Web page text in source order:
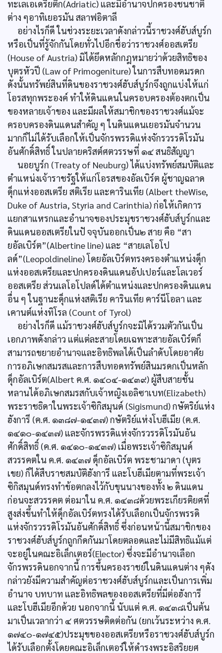
ทะเลเอเดรียติก(Adriatic) และมีอำนาจปกครองชนชาติ
ต่าง ๆอาทิเยอรมัน สลาฟอิตาลี
อย่างไรก็ดี ในช่วงระยะเวลาดังกล่าวนี้ราชวงศ์ฮับส์บูร์ก
หรือเป็นที่รู้จักกันโดยทั่วไปอีกชื่อว่าราชวงศ์ออสเตรีย
(House of Austria) มิได้ยึดหลักกฎหมายว่าด้วยสิทธิของ
บุตรหัวปี (Law of Primogeniture) ในการสืบทอดมรดก
ดังนั้นทรัพย์สินที่ดินของราชวงศ์ฮับส์บูร์กจึงถูกแบ่งให้แก่
โอรสทุกพระองค์ ทำให้ดินแดนในครอบครองต้องตกเป็น
ของหลายเจ้าของ และมีผลให้สมาชิกของราชวงศ์แม้จะ
ครอบครองดินแดนสำคัญ ๆ ในดินแดนเยอรมันจำนวน
มากก็ไม่ได้รับเลือกให้เป็นจักรพรรดิแห่งจักรวรรดิโรมัน
อันศักดิ์สิทธิ์ ในปลายคริสต์ศตวรรษที่ ๑๔ สนธิสัญญา
นอยบูร์ก (Treaty of Neuburg) ได้แบ่งทรัพย์สมบัติและ
ตำแหน่งเจ้าราชรัฐให้แก่โอรสของอัลเบิร์ต ผู้ชาญฉลาด
ดุ็กแห่งออสเตรีย สติเรีย และคารินเทีย (Albert theWise,
Duke of Austria, Styria and Carinthia) ก่อให้เกิดการ
แยกสาแหรกและอำนาจของประมุขราชวงศ์ฮับส์บูร์กและ
ดินแดนออสเตรียในปั จจุบันออกเป็น๒ สาย คือ “สา
ยอัลเบิร์ต”(Albertine line) และ “สายเลโอโป
ลด์”(Leopoldineline) โดยอัลเบิร์ตทรงครองตำแหน่งดุ็ก
แห่งออสเตรียและปกครองดินแดนอัปเปอร์และโลเวอร์
ออสเตรีย ส่วนเลโอโปลด์ได้ตำแหน่งและปกครองดินแดน
อื่น ๆ ในฐานะดุ็กแห่งสติเรีย คารินเทีย คาร์นีโอลา และ
เคานต์แห่งทิโรล (Count of Tyrol)
อย่างไรก็ดี แม้ราชวงศ์ฮับส์บูร์กจะมิได้รวมตัวกันเป็น
เอกภาพดังกล่าว แต่แต่ละสายโดยเฉพาะสายอัลเบิร์ตก็
สามารถขยายอำนาจและอิทธิพลได้เป็นลำดับโดยอาศัย
การอภิเษกสมรสและการสืบทอดทรัพย์สินมรดกเป็นหลัก
ดุ็กอัลเบิร์ต(Albert ค.ศ. ๑๔๐๔-๑๔๓๙) ผู้สืบสายชั้น
หลานได้อภิเษกสมรสกับเจ้าหญิงเอลิซาเบท(Elizabeth)
พระราชธิดาในพระเจ้าซิกิสมุนด์ (Sigismund) กษัตริย์แห่ง
ฮังการี (ค.ศ. ๑๓๘๗-๑๔๓๗) กษัตริย์แห่งโบฮีเมีย (ค.ศ.
๑๔๑๐-๑๔๓๗) และจักรพรรดิแห่งจักรวรรดิโรมันอัน
ศักดิ์สิทธิ์ (ค.ศ. ๑๔๑๐-๑๔๓๗) เมื่อพระเจ้าซิกิสมุนด์
สวรรคตใน ค.ศ. ๑๔๓๗ ดุ็กอัลเบิร์ต พระชามาดา (บุตร
เขย) ก็ได้สืบราชสมบัติฮังการี และโบฮีเมียตามที่พระเจ้า
ซิกิสมุนด์ทรงทำข้อตกลงไว้กับขุนนางของทั้ง ๒ ดินแดน
ก่อนจะสวรรคต ต่อมาใน ค.ศ. ๑๔๓๘ด้วยพระเกียรติยศที่
สูงส่งขึ้นทำให้ดุ็กอัลเบิร์ตทรงได้รับเลือกเป็นจักรพรรดิ
แห่งจักรวรรดิโรมันอันศักดิ์สิทธิ์ ซึ่งก่อนหน้านี้สมาชิกของ
ราชวงศ์ฮับส์บูร์กถูกกีดกันมาโดยตลอดและไม่มีสิทธิแม้แต่
จะอยู่ในคณะอิเล็กเตอร์(Elector) ซึ่งจะมีอำนาจเลือก
จักรพรรดินอกจากนี้ การขึ้นครองราชย์ในดินแดนต่าง ๆดัง
กล่าวยังมีความสำคัญต่อราชวงศ์ฮับส์บูร์กและเป็นการเพิ่ม
อำนาจ บทบาท และอิทธิพลของออสเตรียที่มีต่อฮังการี
และโบฮีเมียอีกด้วย นอกจากนี้ นับแต่ ค.ศ. ๑๔๓๘เป็นต้น
มาเป็นเวลากว่า ๔ ศตวรรษติดต่อกัน (ยกเว้นระหว่าง ค.ศ.
๑๗๔๐-๑๗๔๕)ประมุขของออสเตรียหรือราชวงศ์ฮับส์บูร์ก
ได้รับเลือกตั้งโดยคณะอิเล็กเตอร์ให้ดำรงพระอิสริยยศ